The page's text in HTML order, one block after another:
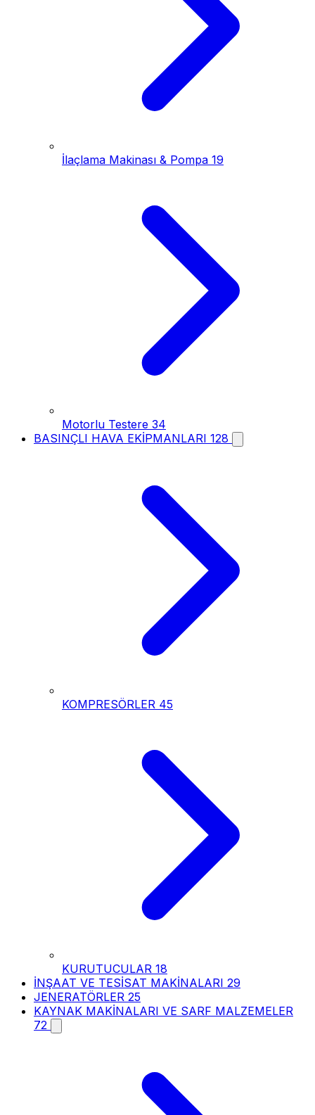
İlaçlama Makinası & Pompa 19
Motorlu Testere 34
BASINÇLI HAVA EKİPMANLARI 128
KOMPRESÖRLER 45
KURUTUCULAR 18
İNŞAAT VE TESİSAT MAKİNALARI 29
JENERATÖRLER 25
KAYNAK MAKİNALARI VE SARF MALZEMELER
72